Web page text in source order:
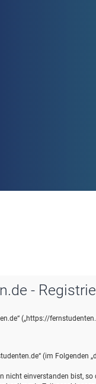
-
(„https://
(im Folgenden
nicht einverstanden bist,